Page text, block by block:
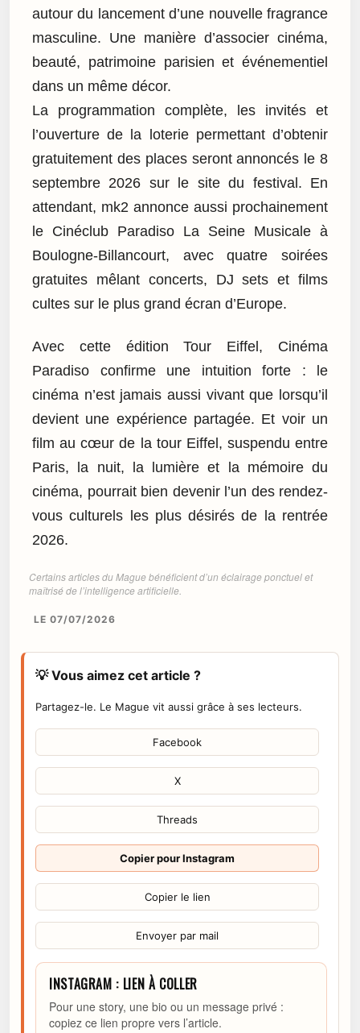
autour du lancement d’une nouvelle fragrance
masculine. Une manière d’associer cinéma,
beauté, patrimoine parisien et événementiel
dans un même décor.
La programmation complète, les invités et
l’ouverture de la loterie permettant d’obtenir
gratuitement des places seront annoncés le 8
septembre 2026 sur le site du festival. En
attendant, mk2 annonce aussi prochainement
le Cinéclub Paradiso La Seine Musicale à
Boulogne-Billancourt, avec quatre soirées
gratuites mêlant concerts, DJ sets et films
cultes sur le plus grand écran d’Europe.
Avec cette édition Tour Eiffel, Cinéma
Paradiso confirme une intuition forte : le
cinéma n’est jamais aussi vivant que lorsqu’il
devient une expérience partagée. Et voir un
film au cœur de la tour Eiffel, suspendu entre
Paris, la nuit, la lumière et la mémoire du
cinéma, pourrait bien devenir l’un des rendez-
vous culturels les plus désirés de la rentrée
2026.
Certains articles du Mague bénéficient d’un éclairage ponctuel et
maîtrisé de l’intelligence artificielle.
LE 07/07/2026
💡 Vous aimez cet article ?
Partagez-le. Le Mague vit aussi grâce à ses lecteurs.
Facebook
X
Threads
Copier pour Instagram
Copier le lien
Envoyer par mail
INSTAGRAM : LIEN À COLLER
Pour une story, une bio ou un message privé :
copiez ce lien propre vers l’article.